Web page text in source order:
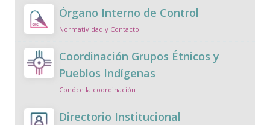
Órgano Interno de Control
Normatividad y Contacto
Coordinación Grupos Étnicos y
Pueblos Indígenas
Conóce la coordinación
Directorio Institucional